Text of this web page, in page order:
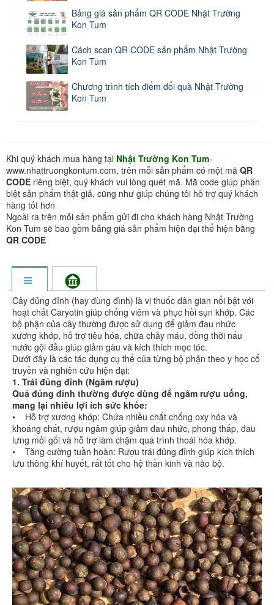
Bảng giá sản phẩm QR CODE Nhật Trường
Kon Tum
Cách scan QR CODE sản phẩm Nhật Trường
Kon Tum
Chương trình tích điểm đổi quà Nhật Trường
Kon Tum
Khi quý khách mua hàng tại Nhật Trường Kon Tum-
www.nhattruongkontum.com, trên mỗi sản phẩm có một mã QR
CODE riêng biệt, quý khách vui lòng quét mã. Mã code giúp phân
biệt sản phẩm thật giả, cũng như giúp chúng tôi hỗ trợ quý khách
hàng tốt hơn
Ngoài ra trên mỗi sản phẩm gửi đi cho khách hàng Nhật Trường
Kon Tum sẽ bao gồm bảng giá sản phẩm hiện đại thể hiện bằng
QR CODE
Cây đủng đỉnh (hay đùng đình) là vị thuốc dân gian nổi bật với
hoạt chất Caryotin giúp chống viêm và phục hồi sụn khớp. Các
bộ phận của cây thường được sử dụng để giảm đau nhức
xương khớp, hỗ trợ tiêu hóa, chữa chảy máu, đồng thời nấu
nước gội đầu giúp giảm gàu và kích thích mọc tóc.
Dưới đây là các tác dụng cụ thể của từng bộ phận theo y học cổ
truyền và nghiên cứu hiện đại:
1. Trái đủng đỉnh (Ngâm rượu)
Quả đủng đỉnh thường được dùng để ngâm rượu uống,
mang lại nhiều lợi ích sức khỏe:
• Hỗ trợ xương khớp: Chứa nhiều chất chống oxy hóa và
khoáng chất, rượu ngâm giúp giảm đau nhức, phong thấp, đau
lưng mỏi gối và hỗ trợ làm chậm quá trình thoái hóa khớp.
• Tăng cường tuần hoàn: Rượu trái đủng đỉnh giúp kích thích
lưu thông khí huyết, rất tốt cho hệ thần kinh và não bộ.